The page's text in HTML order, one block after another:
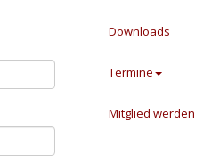
Downloads
Termine
Mitglied werden